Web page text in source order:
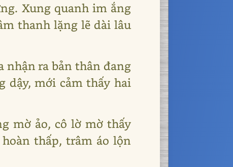
Xung quanh im ắng
thanh lặng lẽ dài lâu
nhận ra bản thân đang
dậy, mới cảm thấy hai
mờ ảo, cô lờ mờ thấy
thấp, trâm áo lộn